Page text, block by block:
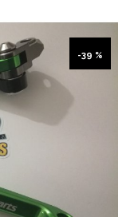
-39 %